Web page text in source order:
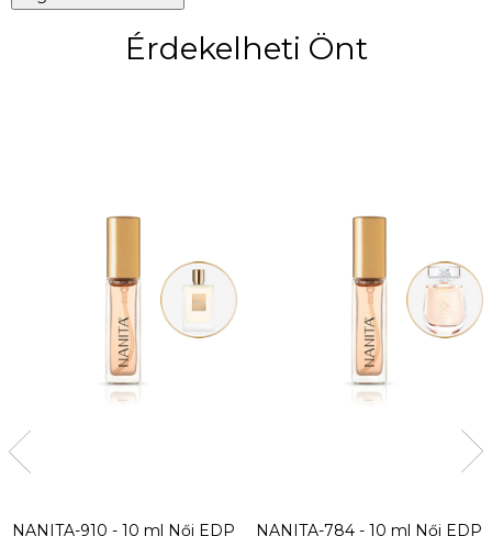
Érdekelheti Önt
NANITA-910 - 10 ml Női EDP NANITA-784 - 10 ml Női EDP